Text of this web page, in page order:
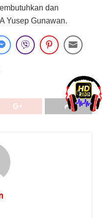
dan
Yusep Gunawan.